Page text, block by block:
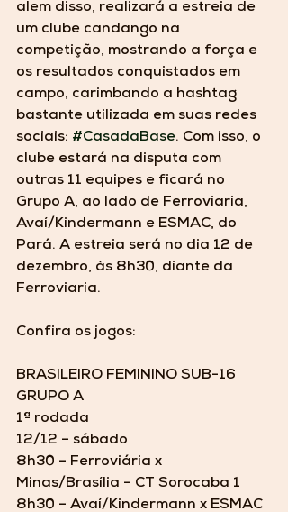
alem disso, realizará a estreia de
um clube candango na
competição, mostrando a força e
os resultados conquistados em
campo, carimbando a hashtag
bastante utilizada em suas redes
sociais: #CasadaBase. Com isso, o
clube estará na disputa com
outras 11 equipes e ficará no
Grupo A, ao lado de Ferroviaria,
Avaí/Kindermann e ESMAC, do
Pará. A estreia será no dia 12 de
dezembro, às 8h30, diante da
Ferroviaria.
Confira os jogos:
BRASILEIRO FEMININO SUB-16
GRUPO A
1ª rodada
12/12 – sábado
8h30 – Ferroviária x
Minas/Brasília – CT Sorocaba 1
8h30 – Avaí/Kindermann x ESMAC